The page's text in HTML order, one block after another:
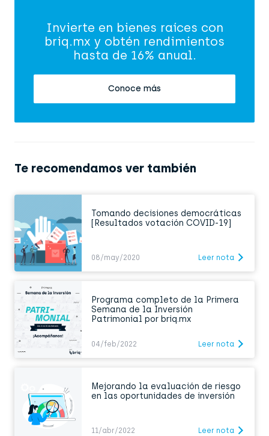
Invierte en bienes raíces con
briq.mx y obtén rendimientos
hasta de 16% anual.
Conoce más
Te recomendamos ver también
Tomando decisiones democráticas
[Resultados votación COVID-19]
08/may/2020 Leer nota
Programa completo de la Primera
Semana de la Inversión
Patrimonial por briq.mx
04/feb/2022 Leer nota
Mejorando la evaluación de riesgo
en las oportunidades de inversión
11/abr/2022 Leer nota